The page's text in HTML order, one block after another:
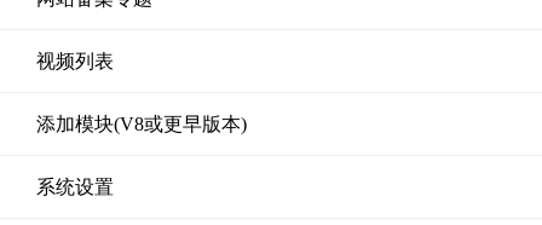
视频列表
添加模块(V8或更早版本)
系统设置